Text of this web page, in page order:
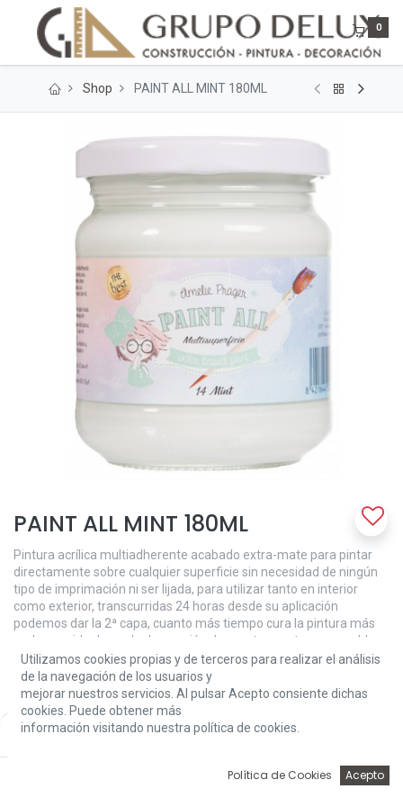
Price:
Add to Cart
0
Shop PAINT ALL MINT 180ML
PAINT ALL MINT 180ML
Pintura acrílica multiadherente acabado extra-mate para pintar
directamente sobre cualquier superficie sin necesidad de ningún
tipo de imprimación ni ser lijada, para utilizar tanto en interior
como exterior, transcurridas 24 horas desde su aplicación
podemos dar la 2ª capa, cuanto más tiempo cura la pintura más
endurece, ideal para la decoración de puertas ventanas, muebles
ya que ofrece una mayor resistencia a los golpes y arañazos.
MODO DE EMPLEO: Agitar hasta perfecta homogeneización.
8,39€
Utilizamos cookies propias y de terceros para realizar el análisis
de la navegación de los usuarios y
mejorar nuestros servicios. Al pulsar Acepto consiente dichas
cookies. Puede obtener más
información visitando nuestra política de cookies.
Política de Cookies Acepto